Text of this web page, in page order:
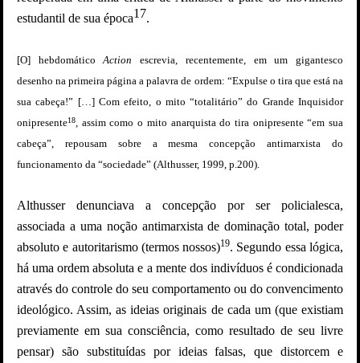
estudantil de sua época17.
[O] hebdomáticoAction escrevia, recentemente, em um gigantesco
desenho na primeira página a palavra de ordem: “Expulse o tira que está na
sua cabeça!” […] Com efeito, o mito “totalitário” do Grande Inquisidor
onipresente18, assim como o mito anarquista do tira onipresente “em sua
cabeça”, repousam sobre a mesma concepção antimarxista do
funcionamento da “sociedade” (Althusser, 1999, p.200).
Althusser denunciava a concepção por ser policialesca,
associada a uma noção antimarxista de dominação total, poder
absoluto e autoritarismo (termos nossos)19. Segundo essa lógica,
há uma ordem absoluta e a mente dos indivíduos é condicionada
através do controle do seu comportamento ou do convencimento
ideológico. Assim, as ideias originais de cada um (que existiam
previamente em sua consciência, como resultado de seu livre
pensar) são substituídas por ideias falsas, que distorcem e